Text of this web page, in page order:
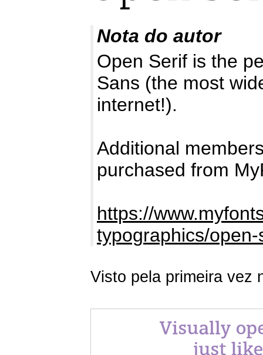
Nota do autor
Open Serif is the
Sans (the most
internet!).
Additional
purchased from
https://
typographics/open-
Visto pela primeira vez